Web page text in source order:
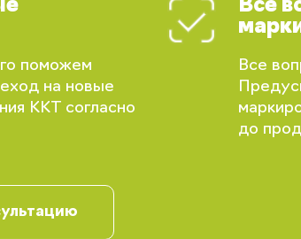
поможем
на новые
ККТ согласно
Все
Все
до